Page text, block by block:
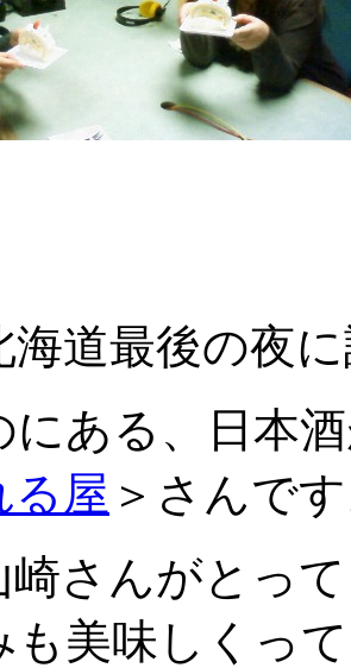
海道最後の夜
にある、日本
る屋 ＞さんで
崎さんがとっ
も美味しくっ